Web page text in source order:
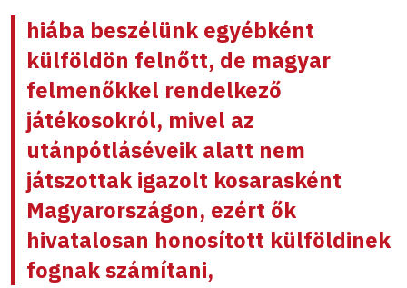
hiába beszélünk egyébként
külföldön felnőtt, de magyar
felmenőkkel rendelkező
játékosokról, mivel az
utánpótláséveik alatt nem
játszottak igazolt kosarasként
Magyarországon, ezért ők
hivatalosan honosított külföldinek
fognak számítani,